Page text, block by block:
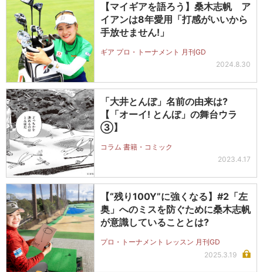
【マイギアを語ろう】桑木志帆 ア
イアンは8年愛用「打感がいいから
手放せません!」
ギア プロ・トーナメント 月刊GD
2024.8.30
「大井とんぼ」名前の由来は?
【「オーイ! とんぼ」の舞台ウラ
③】
コラム 書籍・コミック
2023.4.17
【“残り100Y”に強くなる】#2「左
奥」へのミスを防ぐために桑木志帆
が意識していることとは?
プロ・トーナメント レッスン 月刊GD
2025.3.19